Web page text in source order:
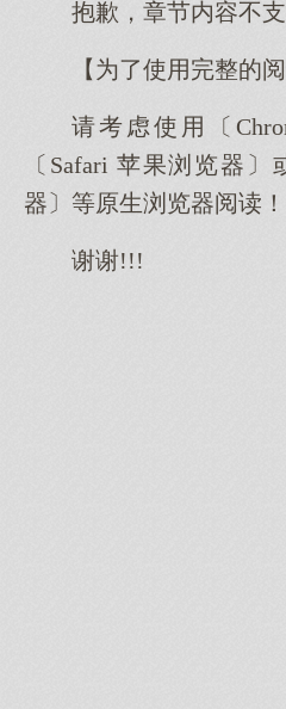
抱歉，章节内容不
【为了使用完整的
请考虑使用〔
〔Safari 苹果浏览器〕
器〕等原生浏览器阅读！
谢谢!!!